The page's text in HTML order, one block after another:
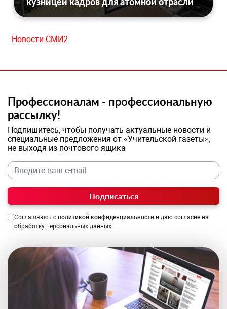
Новости СМИ2
Профессионалам - профессиональную
рассылку!
Подпишитесь, чтобы получать актуальные новости и
специальные предложения от «Учительской газеты»,
не выходя из почтового ящика
Подписаться
Соглашаюсь с политикой конфиденциальности и даю согласие на
обработку персональных данных